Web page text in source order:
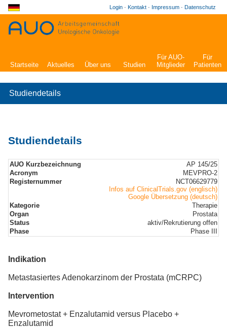
Login · Kontakt · Impressum · Datenschutz
Startseite Aktuelles Über uns Studien
Für AUO-
Mitglieder
Für
Patienten
Studiendetails
Studiendetails
AUO Kurzbezeichnung
AP 145/25
Acronym
MEVPRO-2
Registernummer
NCT06629779
Infos auf ClinicalTrials.gov (englisch)
Google Übersetzung (deutsch)
Kategorie
Therapie
Organ
Prostata
Status
aktiv/Rekrutierung offen
Phase
Phase III
Indikation
Metastasiertes Adenokarzinom der Prostata (mCRPC)
Intervention
Mevrometostat + Enzalutamid versus Placebo +
Enzalutamid